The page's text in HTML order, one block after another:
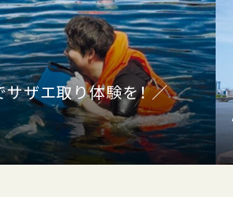
ザエ取り体験を！ ／